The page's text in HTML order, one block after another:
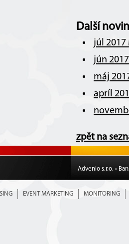
Další
júl 2017
jún
máj
apríl
zpět na
Advenio s.r.o. •
EVENT MARKETING MONITORING